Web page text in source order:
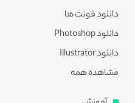
دانلود فونت ها
دانلود Photoshop
دانلود Illustrator
مشاهده همه